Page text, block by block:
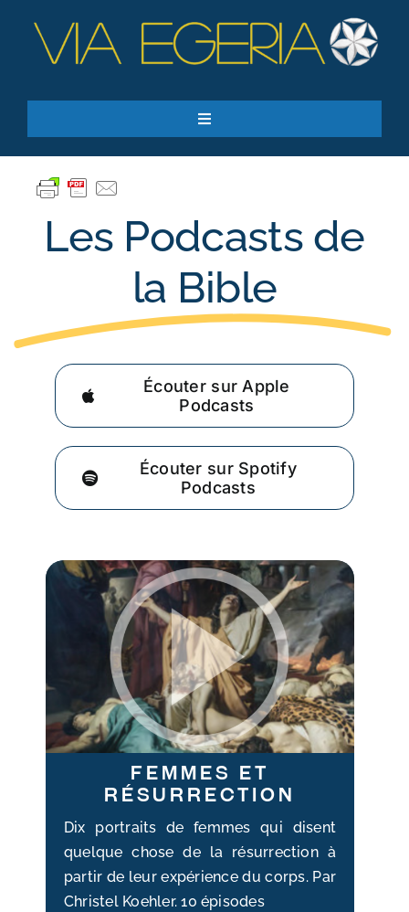
contenu
Toggle
Accueil
Ressources
Qui sommes-nous ?
S’inscrire à la newsletter
Les Podcasts de
la Bible
Écouter sur Apple
Podcasts
Écouter sur Spotify
Podcasts
Femmes et
résurrection
Dix portraits de femmes qui disent
quelque chose de la résurrection à
partir de leur expérience du corps. Par
Christel Koehler. 10 épisodes